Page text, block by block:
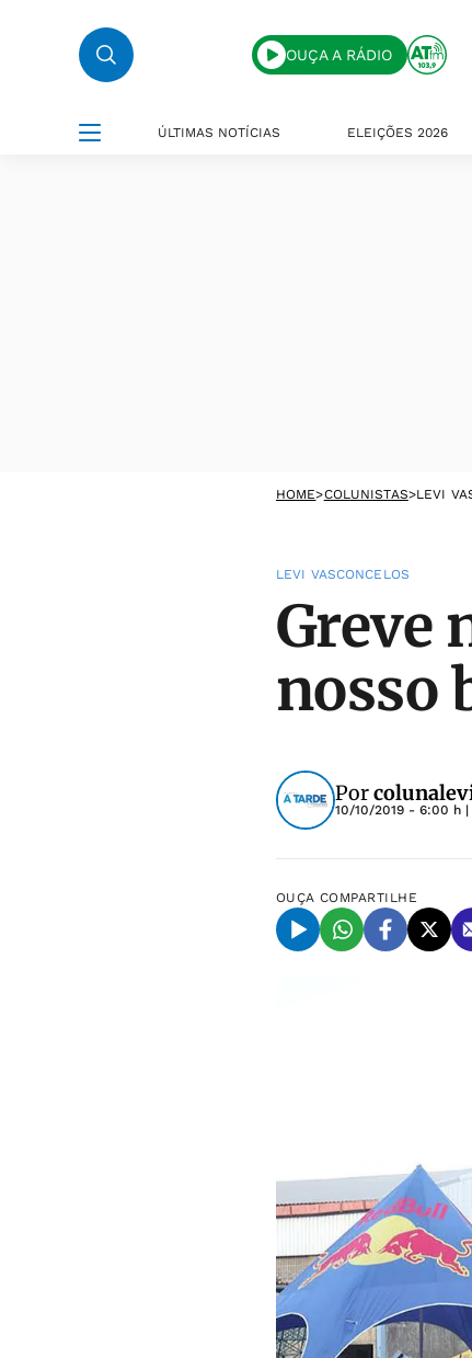
OUÇA A RÁDIO
ÚLTIMAS NOTÍCIAS ELEIÇÕES 2026
HOME>COLUNISTAS>LEVI
LEVI VASCONCELOS
Greve
nosso
Por
10/10/2019 - 6:00 h
OUÇA COMPARTILHE